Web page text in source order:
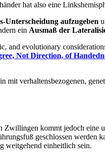
hat also eine
Unterscheidung aufzugeben
ein Ausmaß der
and evolutionary
Not Direction, of
mit verhaltensbezogenen,
kommt jedoch eine
geschlossen werden
weitgehend einheitlich sein.